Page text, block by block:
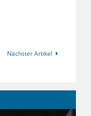
Nächster Artikel